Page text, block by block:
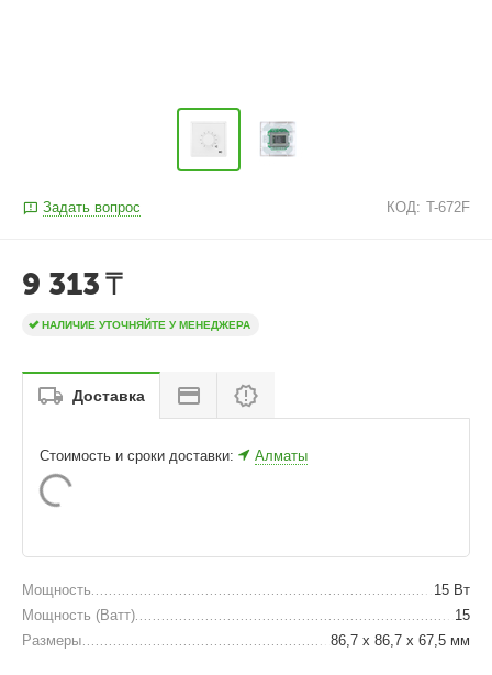
Задать вопрос КОД: T-672F
9 313₸
НАЛИЧИЕ УТОЧНЯЙТЕ У МЕНЕДЖЕРА
Доставка
Стоимость и сроки доставки: Алматы
Мощность
15 Вт
Мощность (Ватт)
15
Размеры
86,7 x 86,7 x 67,5 мм